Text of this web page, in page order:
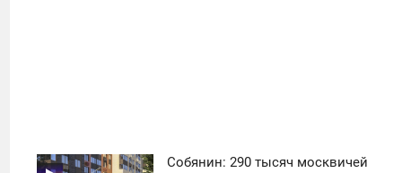
Собянин: 290 тысяч москвичей